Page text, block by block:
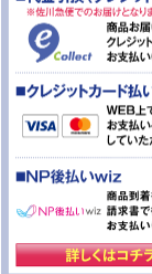
カトー）
10-2235 京王帝都電
系 冷房改造車 基本4
ト